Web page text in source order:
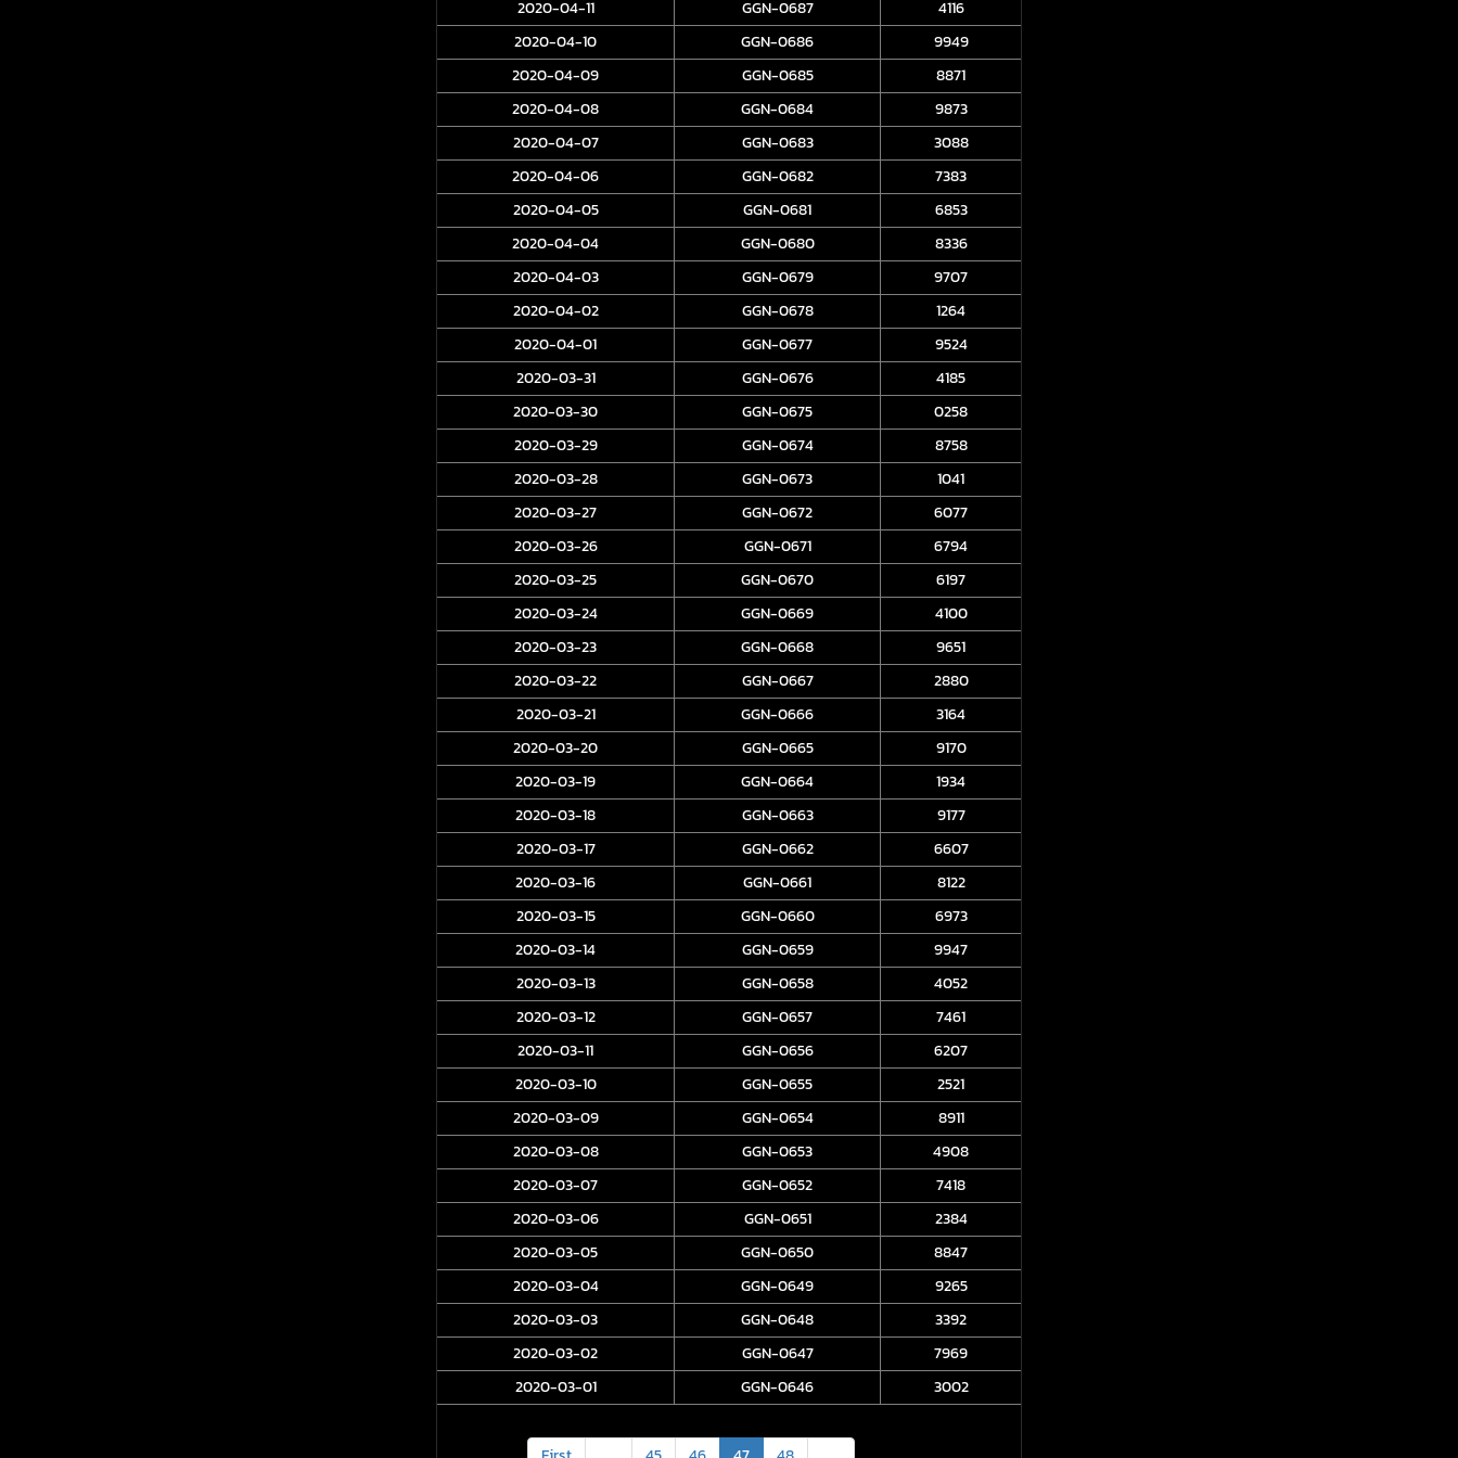
2020-04-11 GGN-0687
4116
2020-04-10
GGN-0686
9949
2020-04-09
GGN-0685
8871
2020-04-08
GGN-0684
9873
2020-04-07
GGN-0683
3088
2020-04-06
GGN-0682
7383
2020-04-05
GGN-0681
6853
2020-04-04
GGN-0680
8336
2020-04-03
GGN-0679
9707
2020-04-02
GGN-0678
1264
2020-04-01
GGN-0677
9524
2020-03-31
GGN-0676
4185
2020-03-30
GGN-0675
0258
2020-03-29
GGN-0674
8758
2020-03-28
GGN-0673
1041
2020-03-27
GGN-0672
6077
2020-03-26
GGN-0671
6794
2020-03-25
GGN-0670
6197
2020-03-24
GGN-0669
4100
2020-03-23
GGN-0668
9651
2020-03-22
GGN-0667
2880
2020-03-21
GGN-0666
3164
2020-03-20
GGN-0665
9170
2020-03-19
GGN-0664
1934
2020-03-18
GGN-0663
9177
2020-03-17
GGN-0662
6607
2020-03-16
GGN-0661
8122
2020-03-15
GGN-0660
6973
2020-03-14
GGN-0659
9947
2020-03-13
GGN-0658
4052
2020-03-12
GGN-0657
7461
2020-03-11
GGN-0656
6207
2020-03-10
GGN-0655
2521
2020-03-09
GGN-0654
8911
2020-03-08
GGN-0653
4908
2020-03-07
GGN-0652
7418
2020-03-06
GGN-0651
2384
2020-03-05
GGN-0650
8847
2020-03-04
GGN-0649
9265
2020-03-03
GGN-0648
3392
2020-03-02
GGN-0647
7969
2020-03-01
GGN-0646 3002